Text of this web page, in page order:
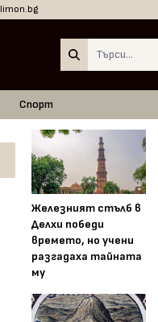
limon.bg
Спорт
Железният стълб в
Делхи победи
времето, но учени
разгадаха тайната
му